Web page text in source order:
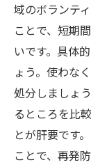
域のボランテ
ことで、短期
いです。具体
ょう。使わな
処分しましょ
るところを比
とが肝要です
ことで、再発